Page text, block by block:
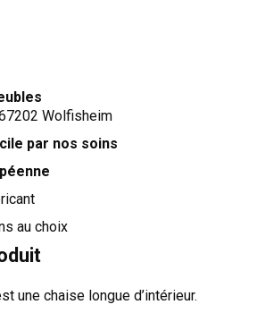
Wolfisheim
par nos soins
au choix
une chaise longue d’intérieur.